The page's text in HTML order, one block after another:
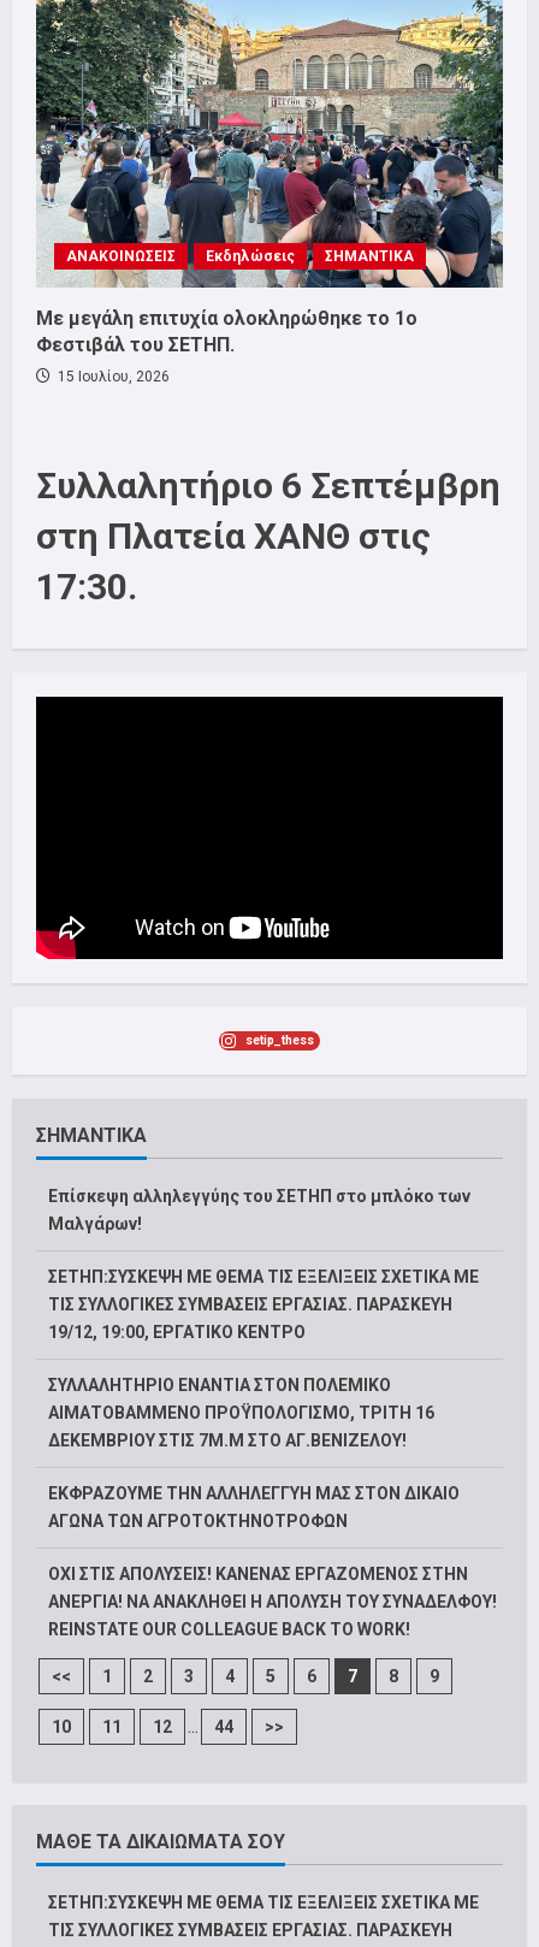
ΑΝΑΚΟΙΝΩΣΕΙΣ Εκδηλώσεις ΣΗΜΑΝΤΙΚΑ
Με μεγάλη επιτυχία ολοκληρώθηκε το 1ο
Φεστιβάλ του ΣΕΤΗΠ.
15 Ιουλίου, 2026
Συλλαλητήριο 6 Σεπτέμβρη
στη Πλατεία ΧΑΝΘ στις
17:30.
setip_thess
ΣΗΜΑΝΤΙΚΑ
Επίσκεψη αλληλεγγύης του ΣΕΤΗΠ στο μπλόκο των
Μαλγάρων!
ΣΕΤΗΠ:ΣΥΣΚΕΨΗ ΜΕ ΘΕΜΑ ΤΙΣ ΕΞΕΛΙΞΕΙΣ ΣΧΕΤΙΚΑ ΜΕ
ΤΙΣ ΣΥΛΛΟΓΙΚΕΣ ΣΥΜΒΑΣΕΙΣ ΕΡΓΑΣΙΑΣ. ΠΑΡΑΣΚΕΥΗ
19/12, 19:00, ΕΡΓΑΤΙΚΟ ΚΕΝΤΡΟ
ΣΥΛΛΑΛΗΤΗΡΙΟ ΕΝΑΝΤΙΑ ΣΤΟΝ ΠΟΛΕΜΙΚΟ
ΑΙΜΑΤΟΒΑΜΜΕΝΟ ΠΡΟΫΠΟΛΟΓΙΣΜΟ, ΤΡΙΤΗ 16
ΔΕΚΕΜΒΡΙΟΥ ΣΤΙΣ 7Μ.Μ ΣΤΟ ΑΓ.ΒΕΝΙΖΕΛΟΥ!
ΕΚΦΡΑΖΟΥΜΕ ΤΗΝ ΑΛΛΗΛΕΓΓΥΗ ΜΑΣ ΣΤΟΝ ΔΙΚΑΙΟ
ΑΓΩΝΑ ΤΩΝ ΑΓΡΟΤΟΚΤΗΝΟΤΡΟΦΩΝ
ΟΧΙ ΣΤΙΣ ΑΠΟΛΥΣΕΙΣ! ΚΑΝΕΝΑΣ ΕΡΓΑΖΟΜΕΝΟΣ ΣΤΗΝ
ΑΝΕΡΓΙΑ! ΝΑ ΑΝΑΚΛΗΘΕΙ Η ΑΠΟΛΥΣΗ ΤΟΥ ΣΥΝΑΔΕΛΦΟΥ!
REINSTATE OUR COLLEAGUE BACK TO WORK!
<< 1 2 3 4 5 6 7 8 9
10 11 12 ... 44 >>
ΜΑΘΕ ΤΑ ΔΙΚΑΙΩΜΑΤΑ ΣΟΥ
ΣΕΤΗΠ:ΣΥΣΚΕΨΗ ΜΕ ΘΕΜΑ ΤΙΣ ΕΞΕΛΙΞΕΙΣ ΣΧΕΤΙΚΑ ΜΕ
ΤΙΣ ΣΥΛΛΟΓΙΚΕΣ ΣΥΜΒΑΣΕΙΣ ΕΡΓΑΣΙΑΣ. ΠΑΡΑΣΚΕΥΗ